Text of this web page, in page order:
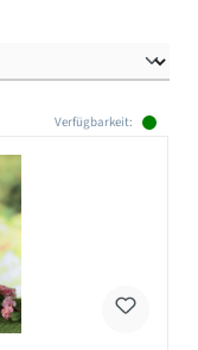
Verfügbarkeit: